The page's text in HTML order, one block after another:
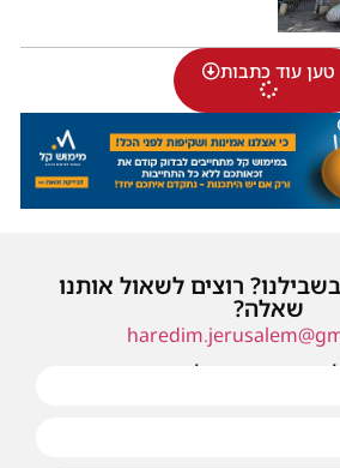
טען עוד כתבות
רוצים לשאול אותנו
שאלה?
פנייה ונחזור אליכם בהקדם